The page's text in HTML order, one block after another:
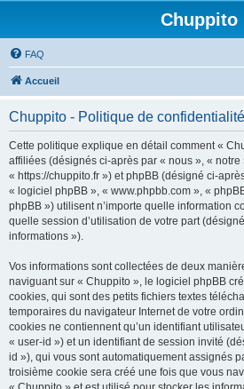
Chuppito
FAQ
Accueil
Chuppito - Politique de confidentialité
Cette politique explique en détail comment «
affiliées (désignés ci-après par « nous », «
« https://chuppito.fr ») et phpBB (désigné ci-
« logiciel phpBB », « www.phpbb.com », «
phpBB ») utilisent n’importe quelle information
quelle session d’utilisation de votre part
informations »).
Vos informations sont collectées de deux
naviguant sur « Chuppito », le logiciel phpBB
cookies, qui sont des petits fichiers textes
temporaires du navigateur Internet de votre
cookies ne contiennent qu’un identifiant
« user-id ») et un identifiant de session invité
id »), qui vous sont automatiquement assignés
troisième cookie sera créé une fois que vous